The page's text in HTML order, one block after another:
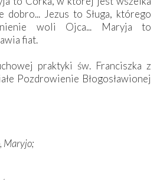
dobro... Jezus to Sługa, którego
woli Ojca... Maryja to
fiat.
praktyki św. Franciszka z
Pozdrowienie Błogosławionej
Maryjo;